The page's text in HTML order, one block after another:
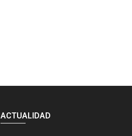
ACTUALIDAD